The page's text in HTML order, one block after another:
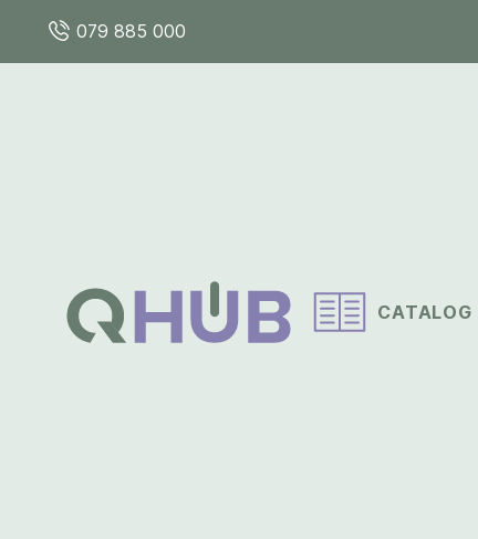
079 885 000
CATALOG